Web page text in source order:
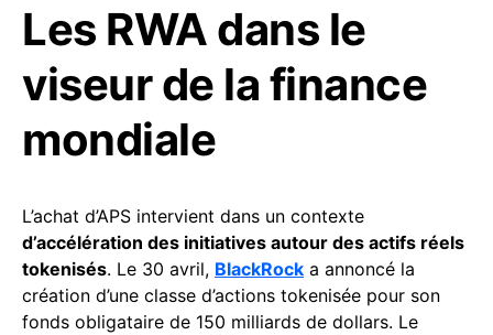
Les RWA dans le
viseur de la finance
mondiale
L’achat d’APS intervient dans un contexte
d’accélération des initiatives autour des actifs réels
tokenisés. Le 30 avril, BlackRock a annoncé la
création d’une classe d’actions tokenisée pour son
fonds obligataire de 150 milliards de dollars. Le